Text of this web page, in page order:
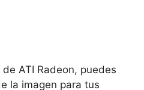
ATI Radeon, puedes
la imagen para tus